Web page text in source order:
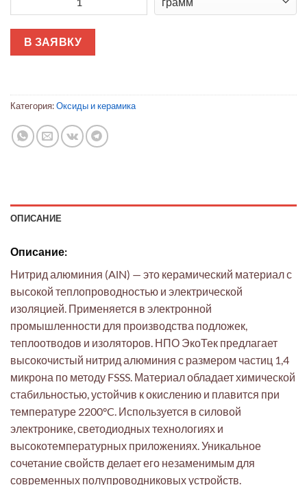
В ЗАЯВКУ
Категория:Оксиды и керамика
ОПИСАНИЕ
Описание:
Нитрид алюминия (AlN) — это керамический материал с
высокой теплопроводностью и электрической
изоляцией. Применяется в электронной
промышленности для производства подложек,
теплоотводов и изоляторов. НПО ЭкоТек предлагает
высокочистый нитрид алюминия с размером частиц 1,4
микрона по методу FSSS. Материал обладает химической
стабильностью, устойчив к окислению и плавится при
температуре 2200°C. Используется в силовой
электронике, светодиодных технологиях и
высокотемпературных приложениях. Уникальное
сочетание свойств делает его незаменимым для
современных полупроводниковых устройств.